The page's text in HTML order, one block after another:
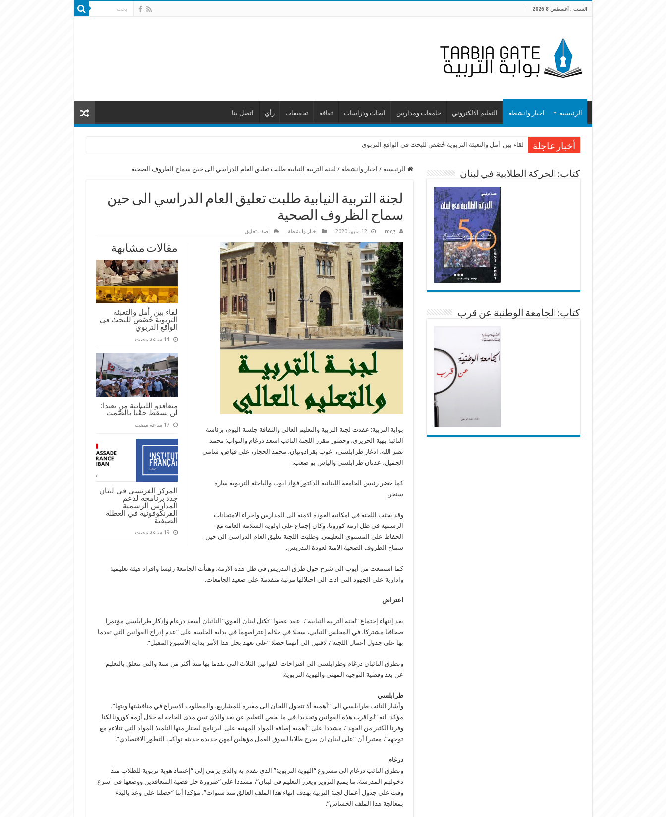
السبت , أغسطس 8 2026
الرئيسية اخبار وانشطة التعليم الالكتروني جامعات ومدارس ابحاث ودراسات ثقافة تحقيقات رأي اتصل بنا
أخبار عاجلة لقاء بين أمل والتعبئة التربوية خُصّص للبحث في الواقع التربوي
الرئيسية / اخبار وانشطة / لجنة التربية النيابية طلبت تعليق العام الدراسي الى حين سماح الظروف الصحية
لجنة التربية النيابية طلبت تعليق العام الدراسي الى حين
سماح الظروف الصحية
mcg 12 مايو، 2020 اخبار وانشطة اضف تعليق
مقالات مشابهة
لقاء بين أمل والتعبئة
التربوية خُصّص للبحث في
الواقع التربوي
‏14 ساعة مضت
متعاقدو اللبنانية من بعبدا:
لن يسقطَ حقُّنا بالصَّمت
‏17 ساعة مضت
المركز الفرنسي في لبنان
جدد برنامجه لدعم
المدارس الرسمية
الفرنكوفونية في العطلة
الصيفية
‏19 ساعة مضت
بوابة التربية: عقدت لجنة التربية والتعليم العالي والثقافة جلسة اليوم، برئاسة
النائبة بهية الحريري، وحضور مقرر اللجنة النائب اسعد درغام والنواب: محمد
نصر الله، ادغار طرابلسي، اغوب بقرادونيان، محمد الحجار، علي فياض، سامي
الجميل، عدنان طرابلسي والياس بو صعب.
كما حضر رئيس الجامعة اللبنانية الدكتور فؤاد ايوب والباحثة التربوية ساره
سنجر.
وقد بحثت اللجنة في امكانية العودة الامنة الى المدارس واجراء الامتحانات
الرسمية في ظل ازمة كورونا، وكان إجماع على اولوية السلامة العامة مع
الحفاظ على المستوى التعليمي. وطلبت اللجنة تعليق العام الدراسي الى حين
سماح الظروف الصحية الامنة لعودة التدريس.
كما استمعت من أيوب الى شرح حول طرق التدريس في ظل هذه الازمة، وهنأت الجامعة رئيسا وافراد هيئة تعليمية
وادارية على الجهود التي ادت الى احتلالها مرتبة متقدمة على صعيد الجامعات.
اعتراض
بعد إنتهاء إجتماع “لجنة التربية النيابية”، عقد عضوا “تكتل لبنان القوي” النائبان أسعد درغام وإدكار طرابلسي مؤتمرا
صحافيا مشتركا، في المجلس النيابي، سجلا في خلاله إعتراضهما في بداية الجلسة على “عدم إدراج القوانين التي تقدما
بها على جدول أعمال اللجنة”، لافتين الى أنهما حصلا “على تعهد بحل هذا الأمر بداية الأسبوع المقبل”.
وتطرق النائبان درغام وطرابلسي الى اقتراحات القوانين الثلاث التي تقدما بها منذ أكثر من سنة والتي تتعلق بالتعليم
عن بعد وقضية التوجيه المهني والهوية التربوية.
طرابلسي
وأشار النائب طرابلسي الى “أهمية ألا تتحول اللجان الى مقبرة للمشاريع، والمطلوب الاسراع في مناقشتها وبتها”،
مؤكدا انه “لو اقرت هذه القوانين وتحديدا في ما يخص التعليم عن بعد والذي تبين مدى الحاجة له خلال أزمة كورونا لكنا
وفرنا الكثير من الجهد”، مشددا على “أهمية إضافة المواد المهنية على البرنامج ليختار منها التلميذ المواد التي تتلاءم مع
توجهه”، معتبرا أن “على لبنان ان يخرج طلابا لسوق العمل مؤهلين لمهن جديدة حديثة تواكب التطور الاقتصادي”.
درغام
وتطرق النائب درغام الى مشروع “الهوية التربوية” الذي تقدم به والذي يرمي إلى “إعتماد هوية تربوية للطلاب منذ
دخولهم المدرسة، ما يمنع التزوير ويعزز التعليم في لبنان”، مشددا على “ضرورة حل قضية المتعاقدين ووضعها في أسرع
وقت على جدول أعمال لجنة التربية بهدف انهاء هذا الملف العالق منذ سنوات”، مؤكدا أننا “حصلنا على وعد بالبدء
بمعالجة هذا الملف الحساس”.
كتاب: الحركة الطلابية في لبنان
كتاب: الجامعة الوطنية عن قرب